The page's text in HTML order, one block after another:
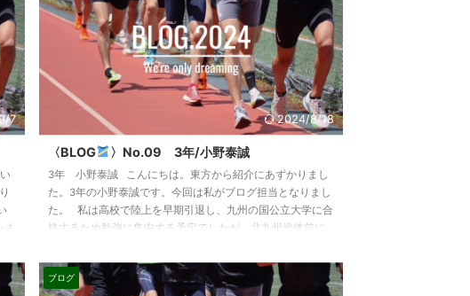
中心にあった陸上競技と関わる時間がなくなることが想 ...
7 2024/8/18
〈BLOG 〉No.09 3年/小野泰誠
3年 小野泰誠 こんにちは。東方から紹介にあずかりまし
た。3年の小野泰誠です。今回は私がブログ担当となりまし
た。 私は高校で陸上を早期引退し、九州の国公立大学に合
格するため勉強に集中する予定でしたが、北九州総体前に
学でも陸上をやりたいと決意しました。 急に進路を変えた
ので、家族や高校の監督、学校の先生には本当にご迷惑を
ブログ